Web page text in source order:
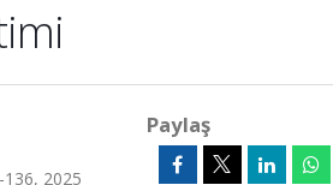
136, 2025
Paylaş